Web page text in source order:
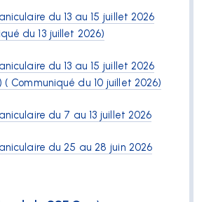
du 13 au 15 juillet 2026
du 13 juillet 2026)
du 13 au 15 juillet 2026
( Communiqué du 10 juillet 2026)
du 7 au 13 juillet 2026
du 25 au 28 juin 2026